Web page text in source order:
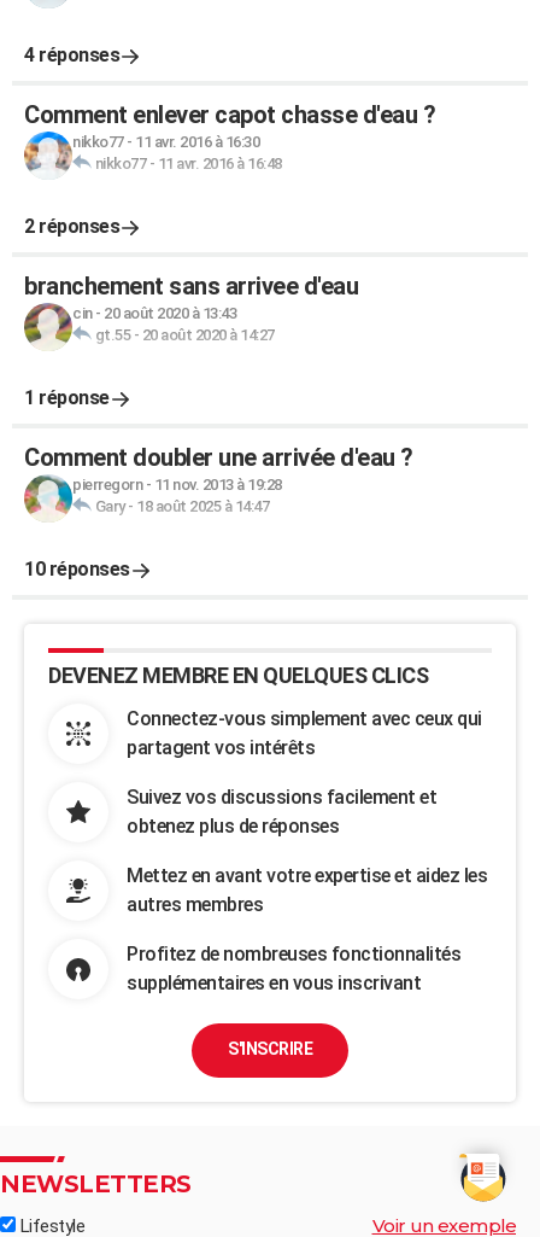
4 réponses
Comment enlever capot chasse d'eau ?
nikko77- 11 avr. 2016 à 16:30
nikko77- 11 avr. 2016 à 16:48
2 réponses
branchement sans arrivee d'eau
cin- 20 août 2020 à 13:43
gt.55- 20 août 2020 à 14:27
1 réponse
Comment doubler une arrivée d'eau ?
pierregorn- 11 nov. 2013 à 19:28
Gary- 18 août 2025 à 14:47
10 réponses
DEVENEZ MEMBRE EN QUELQUES CLICS
Connectez-vous simplement avec ceux qui
partagent vos intérêts
Suivez vos discussions facilement et
obtenez plus de réponses
Mettez en avant votre expertise et aidez les
autres membres
Profitez de nombreuses fonctionnalités
supplémentaires en vous inscrivant
S'INSCRIRE
NEWSLETTERS
Lifestyle Voir un exemple